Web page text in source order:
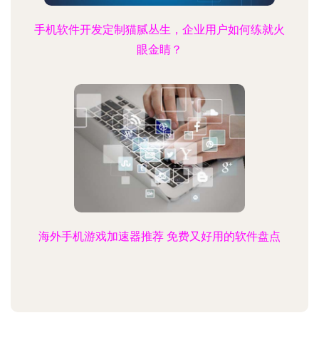
手机软件开发定制猫腻丛生，企业用户如何练就火
眼金睛？
海外手机游戏加速器推荐 免费又好用的软件盘点